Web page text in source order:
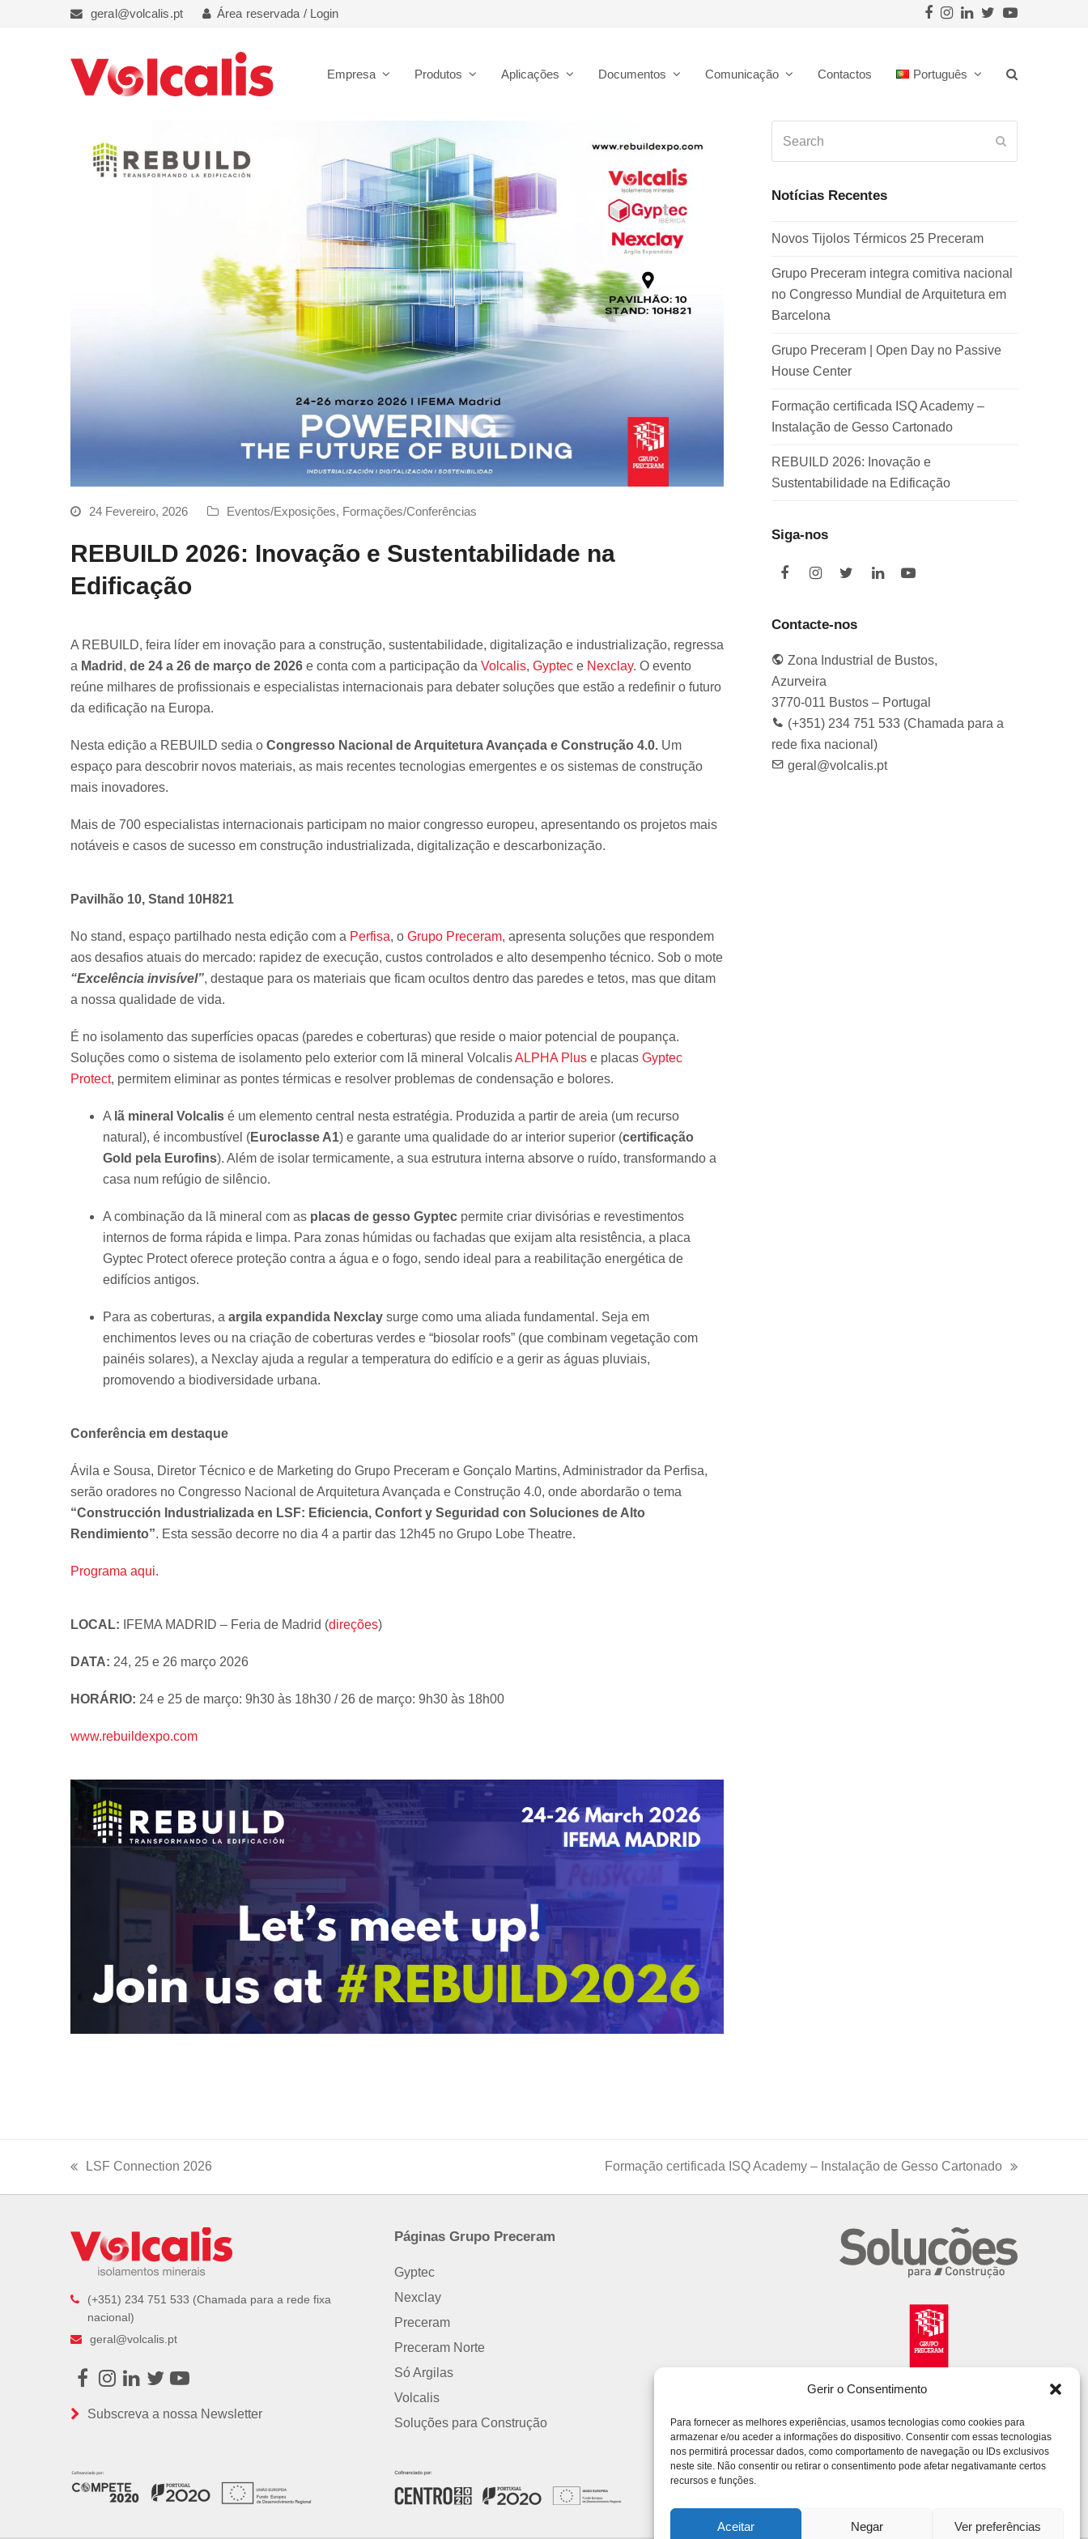
Gerir o Consentimento
Para fornecer as melhores experiências, usamos tecnologias como cookies para
armazenar e/ou aceder a informações do dispositivo. Consentir com essas tecnologias
nos permitirá processar dados, como comportamento de navegação ou IDs exclusivos
neste site. Não consentir ou retirar o consentimento pode afetar negativamante certos
recursos e funções.
Aceitar Negar Ver preferências
geral@volcalis.pt Área reservada / Login Facebook
Instagram
LinkedIn
Twitter
Empresa Produtos Aplicações Documentos Comunicação Contactos Português
24 Fevereiro, 2026 Eventos/Exposições, Formações/Conferências
REBUILD 2026: Inovação e Sustentabilidade na
Edificação
A REBUILD, feira líder em inovação para a construção, sustentabilidade, digitalização e industrialização, regressa
a Madrid , de 24 a 26 de março de 2026 e conta com a participação da Volcalis, Gyptec e Nexclay. O evento
reúne milhares de profissionais e especialistas internacionais para debater soluções que estão a redefinir o futuro
da edificação na Europa.
Nesta edição a REBUILD sedia o Congresso Nacional de Arquitetura Avançada e Construção 4.0. Um
espaço para descobrir novos materiais, as mais recentes tecnologias emergentes e os sistemas de construção
mais inovadores.
Mais de 700 especialistas internacionais participam no maior congresso europeu, apresentando os projetos mais
notáveis ​​e casos de sucesso em construção industrializada, digitalização e descarbonização.
Pavilhão 10, Stand 10H821
No stand, espaço partilhado nesta edição com a Perfisa, o Grupo Preceram, apresenta soluções que respondem
aos desafios atuais do mercado: rapidez de execução, custos controlados e alto desempenho técnico. Sob o mote
“Excelência invisível”, destaque para os materiais que ficam ocultos dentro das paredes e tetos, mas que ditam
a nossa qualidade de vida.
É no isolamento das superfícies opacas (paredes e coberturas) que reside o maior potencial de poupança.
Soluções como o sistema de isolamento pelo exterior com lã mineral VolcalisALPHA Plus e placas Gyptec
Protect, permitem eliminar as pontes térmicas e resolver problemas de condensação e bolores.
A lã mineral Volcalis é um elemento central nesta estratégia. Produzida a partir de areia (um recurso
natural), é incombustível (Euroclasse A1) e garante uma qualidade do ar interior superior (certificação
Gold pela Eurofins). Além de isolar termicamente, a sua estrutura interna absorve o ruído, transformando a
casa num refúgio de silêncio.
A combinação da lã mineral com as placas de gesso Gyptec permite criar divisórias e revestimentos
internos de forma rápida e limpa. Para zonas húmidas ou fachadas que exijam alta resistência, a placa
Gyptec Protect oferece proteção contra a água e o fogo, sendo ideal para a reabilitação energética de
edifícios antigos.
Para as coberturas, a argila expandida Nexclay surge como uma aliada fundamental. Seja em
enchimentos leves ou na criação de coberturas verdes e “biosolar roofs” (que combinam vegetação com
painéis solares), a Nexclay ajuda a regular a temperatura do edifício e a gerir as águas pluviais,
promovendo a biodiversidade urbana.
Conferência em destaque
Ávila e Sousa, Diretor Técnico e de Marketing do Grupo Preceram e Gonçalo Martins, Administrador da Perfisa,
serão oradores no Congresso Nacional de Arquitetura Avançada e Construção 4.0, onde abordarão o tema
“Construcción Industrializada en LSF: Eficiencia, Confort y Seguridad con Soluciones de Alto
Rendimiento”. Esta sessão decorre no dia 4 a partir das 12h45 no Grupo Lobe Theatre.
Programa aqui.
LOCAL: IFEMA MADRID – Feria de Madrid (direções)
DATA: 24, 25 e 26 março 2026
HORÁRIO: 24 e 25 de março: 9h30 às 18h30 / 26 de março: 9h30 às 18h00
www.rebuildexpo.com
Notícias Recentes
Novos Tijolos Térmicos 25 Preceram
Grupo Preceram integra comitiva nacional
no Congresso Mundial de Arquitetura em
Barcelona
Grupo Preceram | Open Day no Passive
House Center
Formação certificada ISQ Academy –
Instalação de Gesso Cartonado
REBUILD 2026: Inovação e
Sustentabilidade na Edificação
Siga-nos
F
e
o
o
k
I
t
g
r
a
m
T
t
e
r
L
d
I
Y
e
Contacte-nos
Zona Industrial de Bustos,
Azurveira
3770-011 Bustos – Portugal
(+351) 234 751 533 (Chamada para a
rede fixa nacional)
geral@volcalis.pt
post:
LSF Connection 2026
post:
Formação certificada ISQ Academy – Instalação de Gesso Cartonado
(+351) 234 751 533 (Chamada para a rede fixa
nacional)
geral@volcalis.pt
Facebook
Instagram
LinkedIn
TwitterYoutube
Subscreva a nossa Newsletter
Páginas Grupo Preceram
Gyptec
Nexclay
Preceram
Preceram Norte
Só Argilas
Volcalis
Soluções para Construção